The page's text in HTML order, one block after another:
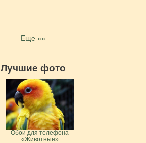
Еще »»
Лучшие фото
Обои для телефона
«Животные»